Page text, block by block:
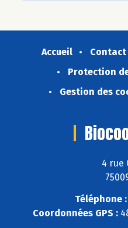
Accueil Contact
Protection
Gestion des
4 rue
Téléphone :
Coordonnées GPS :